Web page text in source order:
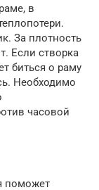
в
За плотность
Если створка
биться о раму
Необходимо
часовой
поможет